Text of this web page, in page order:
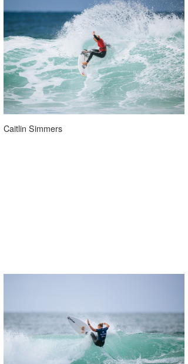
Caitlin Simmers